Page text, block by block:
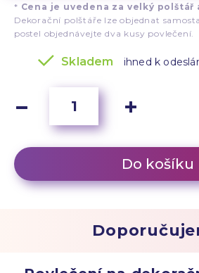
* Cena je uvedena za velký polštář
Dekorační polštáře lze objednat
postel objednávejte dva kusy povlečení.
Skladem ihned k
Do košíku